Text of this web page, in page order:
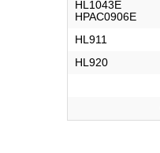
HL1043E
HPAC0906E
HL911
HL920